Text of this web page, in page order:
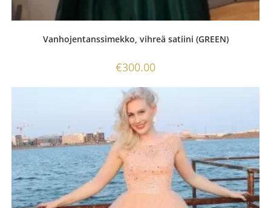
Vanhojentanssimekko, vihreä satiini (GREEN)
€300.00